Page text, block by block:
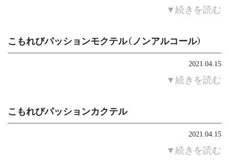
▼続きを読む
こもれびパッションモクテル（ノンアルコール）
2021.04.15
▼続きを読む
こもれびパッションカクテル
2021.04.15
▼続きを読む